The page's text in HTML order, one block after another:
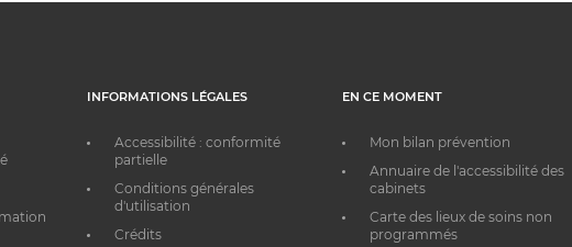
INFORMATIONS LÉGALES
Accessibilité : conformité
partielle
Conditions générales
d'utilisation
Crédits
EN CE MOMENT
Mon bilan prévention
Annuaire de l'accessibilité des
cabinets
Carte des lieux de soins non
programmés